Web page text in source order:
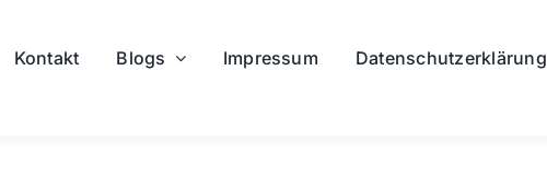
Kontakt Blogs Impressum Datenschutzerklärung